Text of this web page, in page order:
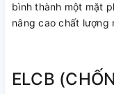
bình thành một mặt
nâng cao chất lượng
ELCB